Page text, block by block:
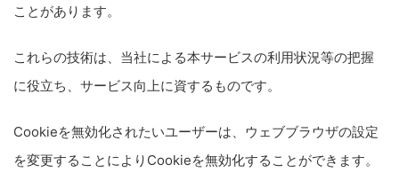
ことがあります。
これらの技術は、当社による本サービスの利用状況等の把握
に役立ち、サービス向上に資するものです。
Cookieを無効化されたいユーザーは、ウェブブラウザの設定
を変更することによりCookieを無効化することができます。